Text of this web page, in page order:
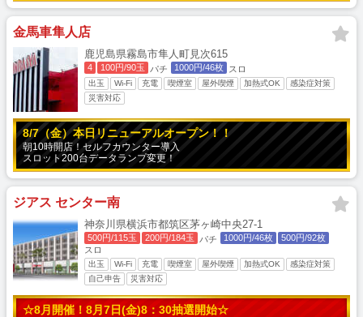
金馬車隼人店
鹿児島県霧島市隼人町見次615
4 100円/90玉 パチ 1000円/46枚 スロ
出玉 Wi-Fi 充電 喫煙室 屋外喫煙 加熱式OK
感染症対策
災害対応
8/7（金）本日リニューアルオープン！！
朝10時開店！セルフカウンター導入
スロット200台データランプ変更！
ジアス センター南
神奈川県横浜市都筑区茅ヶ崎中央27-1
500円/115玉 200円/184玉 パチ 1000円/46枚
500円/92枚
スロ
出玉 Wi-Fi 充電 喫煙室 屋外喫煙 加熱式OK
感染症対策
自己申告
災害対応
☆8月開催！8月7日(金)8：30抽選開始☆